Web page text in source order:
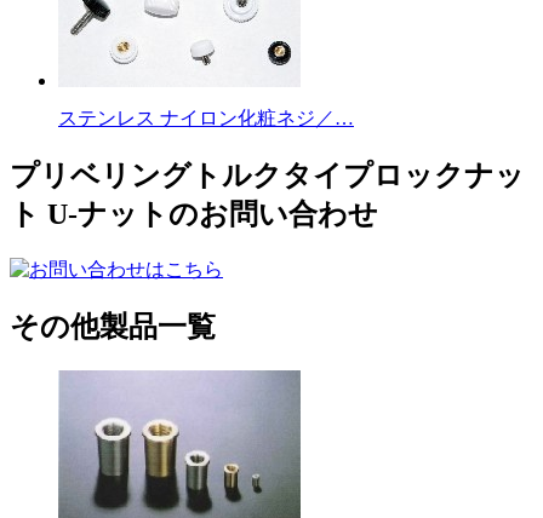
ステンレス ナイロン化粧ネジ／…
プリベリングトルクタイプロックナッ
ト U-ナットのお問い合わせ
その他製品一覧